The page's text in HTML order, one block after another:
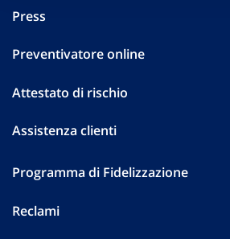
Press
Preventivatore online
Attestato di rischio
Assistenza clienti
Programma di Fidelizzazione
Reclami